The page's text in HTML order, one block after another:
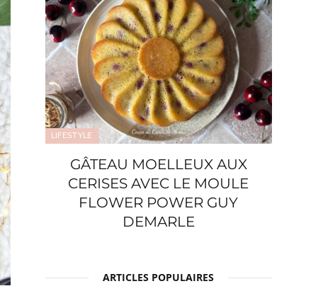
LIFESTYLE
GÂTEAU MOELLEUX AUX
CERISES AVEC LE MOULE
FLOWER POWER GUY
DEMARLE
ARTICLES POPULAIRES